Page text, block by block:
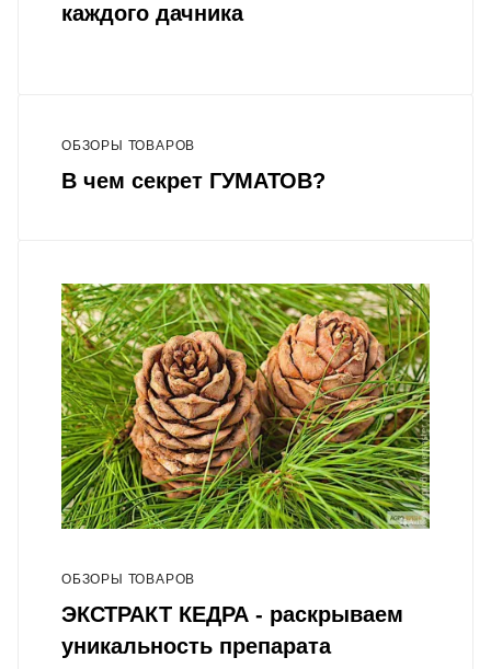
каждого дачника
ОБЗОРЫ ТОВАРОВ
В чем секрет ГУМАТОВ?
ОБЗОРЫ ТОВАРОВ
ЭКСТРАКТ КЕДРА - раскрываем
уникальность препарата